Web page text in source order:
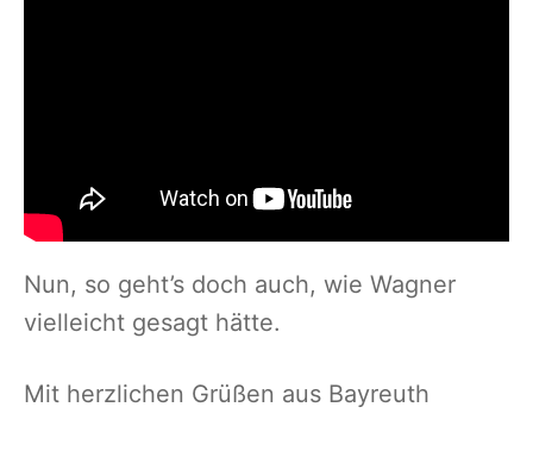
Nun, so geht’s doch auch, wie Wagner
vielleicht gesagt hätte.
Mit herzlichen Grüßen aus Bayreuth